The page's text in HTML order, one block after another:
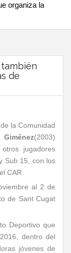
organiza la
de
la Comunidad
Giménez(2003)
jugadores
Sub 15, con los
CAR.
al 2 de
de Sant Cugat
Deportivo que
dentro del
jóvenes de